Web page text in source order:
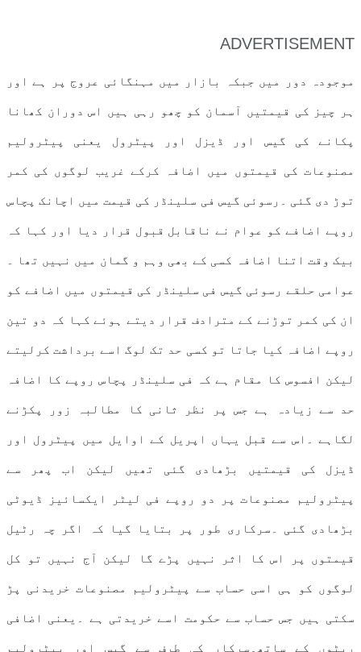
ADVERTISEMENT
موجودہ دور میں جبکہ بازار میں مہنگائی عروج پر ہے اور
ہر چیز کی قیمتیں آسمان کو چھو رہی ہیں اس دوران کھانا
پکانے کی گیس اور ڈیزل اور پیٹرول یعنی پیٹرولیم
مصنوعات کی قیمتوں میں اضافہ کرکے غریب لوگوں کی کمر
توڑ دی گئی ۔رسوئی گیس فی سلینڈر کی قیمت میں اچانک پچاس
روپے اضافے کو عوام نے ناقابل قبول قرار دیا اور کہا کہ
بیک وقت اتنا اضافہ کسی کے بھی وہم و گمان میں نہیں تھا ۔
عوامی حلقے رسوئی گیس فی سلینڈر کی قیمتوں میں اضافے کو
ان کی کمر توڑنے کے مترادف قرار دیتے ہوئے کہا کہ دو تین
روپے اضافہ کیا جاتا تو کسی حد تک لوگ اسے برداشت کرلیتے
لیکن افسوس کا مقام ہے کہ فی سلینڈر پچاس روپے کا اضافہ
حد سے زیادہ ہے جس پر نظر ثانی کا مطالبہ زور پکڑنے
لگاہے ۔اس سے قبل یہاں اپریل کے اوایل میں پیٹرول اور
ڈیزل کی قیمتیں بڑھادی گئی تھیں لیکن اب پھر سے
پیٹرولیم مصنوعات پر دو روپے فی لیٹر ایکسائیز ڈیوٹی
بڑھادی گئی ۔سرکاری طور پر بتایا گیا کہ اگر چہ رٹیل
قیمتوں پر اس کا اثر نہیں پڑے گا لیکن آج نہیں تو کل
لوگوں کو ہی اسی حساب سے پیٹرولیم مصنوعات خریدنی پڑ
سکتی ہیں جس حساب سے حکومت اسے خریدتی ہے ۔یعنی اضافی
ریٹوں کے ساتھ۔سرکار کی طرف سے گیس اور پیٹرولیم